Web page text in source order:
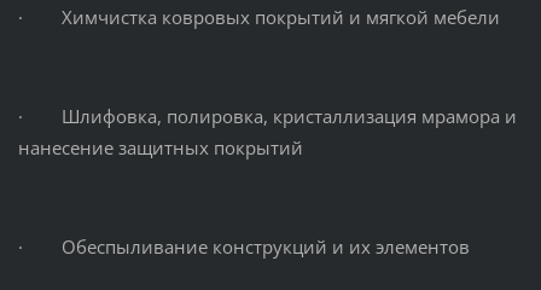
· Химчистка ковровых покрытий и мягкой мебели
· Шлифовка, полировка, кристаллизация мрамора и
нанесение защитных покрытий
· Обеспыливание конструкций и их элементов